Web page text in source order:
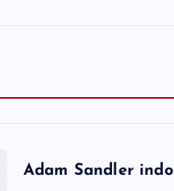
Adam Sandler